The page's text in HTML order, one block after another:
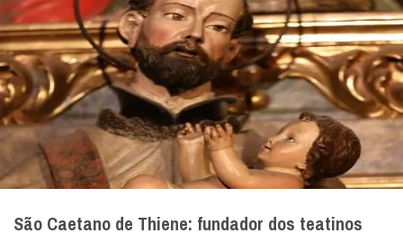
São Caetano de Thiene: fundador dos teatinos